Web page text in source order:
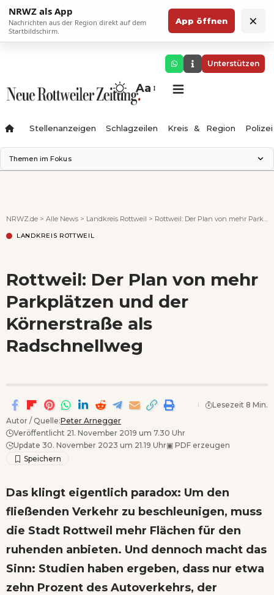
NRWZ als App
Nachrichten aus der Region direkt auf dem
Startbildschirm.
App öffnen ×
Unterstützen
Aa
Stellenanzeigen Schlagzeilen Kreis & Region Polizei
Themen im Fokus
Ferienzauber '26
Testturm
Wenn Orte erzählen ...
- Anzeige -
NRWZ.de > Alle News > Landkreis Rottweil > Rottweil: Der Plan von mehr Parkplätzen und der Körnerstraße als Radschnellweg
LANDKREIS ROTTWEIL
Rottweil: Der Plan von mehr
Parkplätzen und der
Körnerstraße als
Radschnellweg
Autor / Quelle:Peter Arnegger
Veröffentlicht 21. November 2019 um 7.30 Uhr
Update 30. November 2023 um 21.19 Uhr▣ PDF erzeugen
Lesezeit 8 Min.
Das klingt eigentlich paradox: Um den
fließenden Verkehr zu beschleunigen, muss
die Stadt Rottweil mehr Flächen für den
ruhenden anbieten. Und dennoch macht das
Sinn: Studien haben ergeben, dass nur etwa
zehn Prozent des Autoverkehrs, der